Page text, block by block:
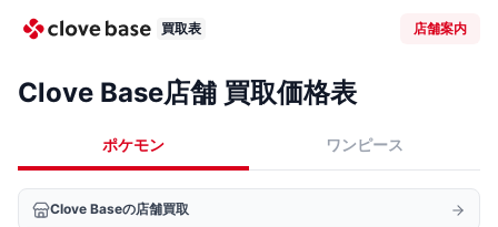
買取表 店舗案内
Clove Base店舗 買取価格表
ポケモン ワンピース
Clove Baseの店舗買取